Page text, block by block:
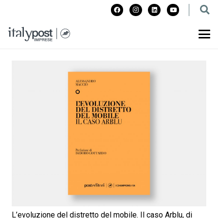
L’evoluzione del distretto del mobile. Il caso Arblu, di